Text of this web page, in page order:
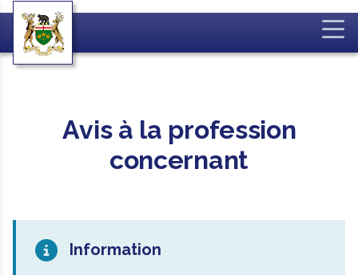
Avis à la profession
concernant
Information